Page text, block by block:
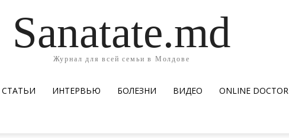
Sanatate.md
Журнал для всей семьи в Молдове
СТАТЬИ ИНТЕРВЬЮ БОЛЕЗНИ ВИДЕО ОNLINE DOCTOR